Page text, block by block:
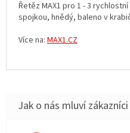
Řetěz MAX1 pro 1 - 3
spojkou, hnědý, baleno v
Více na: MAX1.CZ